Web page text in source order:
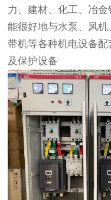
力、建材、化工、冶金
能很好地与水泵、风
带机等各种机电设备
及保护设备